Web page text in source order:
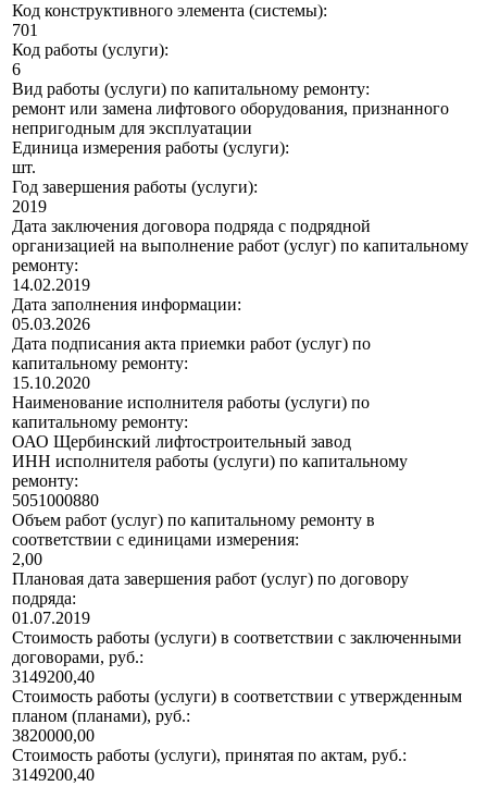
Код конструктивного элемента (системы):
701
Код работы (услуги):
6
Вид работы (услуги) по капитальному ремонту:
ремонт или замена лифтового оборудования, признанного
непригодным для эксплуатации
Единица измерения работы (услуги):
шт.
Год завершения работы (услуги):
2019
Дата заключения договора подряда с подрядной
организацией на выполнение работ (услуг) по капитальному
ремонту:
14.02.2019
Дата заполнения информации:
05.03.2026
Дата подписания акта приемки работ (услуг) по
капитальному ремонту:
15.10.2020
Наименование исполнителя работы (услуги) по
капитальному ремонту:
ОАО Щербинский лифтостроительный завод
ИНН исполнителя работы (услуги) по капитальному
ремонту:
5051000880
Объем работ (услуг) по капитальному ремонту в
соответствии с единицами измерения:
2,00
Плановая дата завершения работ (услуг) по договору
подряда:
01.07.2019
Стоимость работы (услуги) в соответствии с заключенными
договорами, руб.:
3149200,40
Стоимость работы (услуги) в соответствии с утвержденным
планом (планами), руб.:
3820000,00
Стоимость работы (услуги), принятая по актам, руб.:
3149200,40